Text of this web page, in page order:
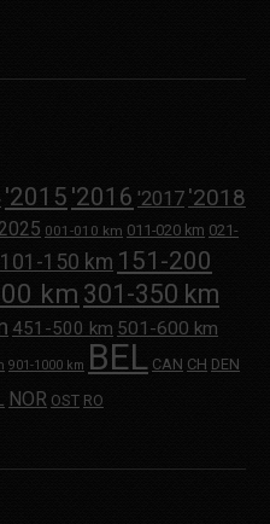
'2015 '2016 '2017 '2018
001-010 km 011-020 km 021-
101-150 km 151-200
km 301-350 km
451-500 km 501-600 km
901-1000 km BEL CAN CH DEN
NOR OST RO